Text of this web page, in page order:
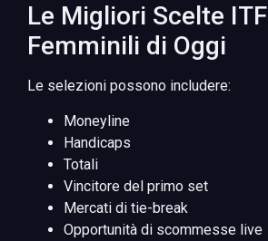
Le Migliori Scelte ITF
Femminili di Oggi
Le selezioni possono includere:
Moneyline
Handicaps
Totali
Vincitore del primo set
Mercati di tie-break
Opportunità di scommesse live